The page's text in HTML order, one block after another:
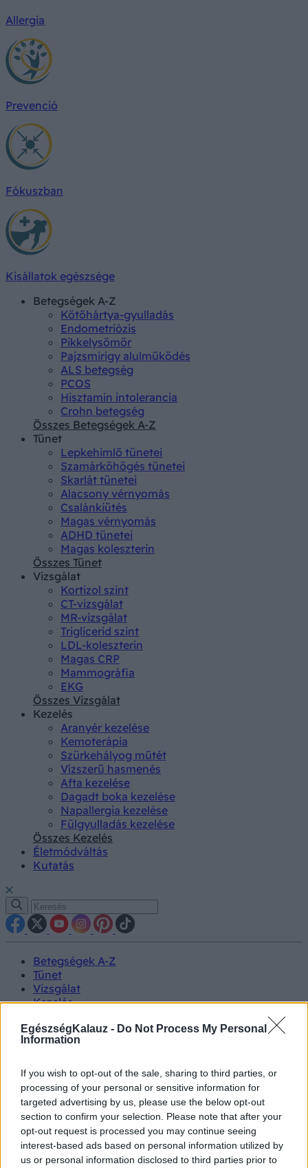
EgészségKalauz - Do Not Process My Personal
Information
If you wish to opt-out of the sale, sharing to third parties, or
processing of your personal or sensitive information for
targeted advertising by us, please use the below opt-out
section to confirm your selection. Please note that after your
opt-out request is processed you may continue seeing
interest-based ads based on personal information utilized by
us or personal information disclosed to third parties prior to
Allergia
Prevenció
Fókuszban
Kisállatok egészsége
Betegségek A-Z
Kötőhártya-gyulladás
Endometriózis
Pikkelysömör
Pajzsmirigy alulműködés
ALS betegség
PCOS
Hisztamin intolerancia
Crohn betegség
Összes Betegségek A-Z
Tünet
Lepkehimlő tünetei
Szamárköhögés tünetei
Skarlát tünetei
Alacsony vérnyomás
Csalánkiütés
Magas vérnyomás
ADHD tünetei
Magas koleszterin
Összes Tünet
Vizsgálat
Kortizol szint
CT-vizsgálat
MR-vizsgálat
Triglicerid szint
LDL-koleszterin
Magas CRP
Mammográfia
EKG
Összes Vizsgálat
Kezelés
Aranyér kezelése
Kemoterápia
Szürkehályog műtét
Vízszerű hasmenés
Afta kezelése
Dagadt boka kezelése
Napallergia kezelése
Fülgyulladás kezelése
Összes Kezelés
Életmódváltás
Kutatás
Betegségek A-Z
Tünet
Vizsgálat
Kezelés
Kutatás
Prevenció
Videók
Kisállatok egészsége
#allergia #influenza#cukorbetegség
#orvosmeteorológia#vérnyomás #stroke#rákbetegség
#pajzsmirigy#reflux#ekcéma#herpesz
Regisztráció